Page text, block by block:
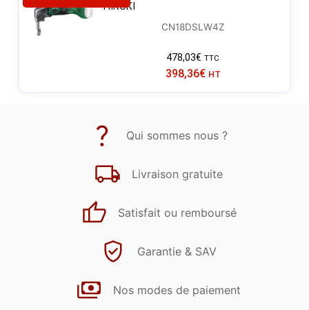
HIKOKI
CN18DSLW4Z
478,03€ TTC
398,36€ HT
Qui sommes nous ?
Livraison gratuite
Satisfait ou remboursé
Garantie & SAV
Nos modes de paiement